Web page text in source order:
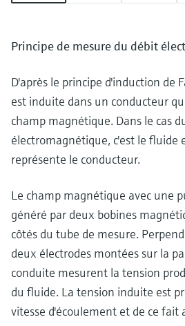
Principe de mesure du débit
D'après le principe d'induction de
est induite dans un conducteur
champ magnétique. Dans le cas
électromagnétique, c'est le fluide
représente le conducteur.
Le champ magnétique avec une
généré par deux bobines
côtés du tube de mesure.
deux électrodes montées sur la
conduite mesurent la tension
du fluide. La tension induite est
vitesse d'écoulement et de ce fait